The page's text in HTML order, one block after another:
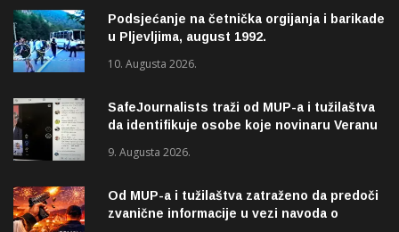
Podsjećanje na četnička orgijanja i barikade
u Pljevljima, august 1992.
10. Augusta 2026.
SafeJournalists traži od MUP-a i tužilaštva
da identifikuje osobe koje novinaru Veranu
9. Augusta 2026.
Od MUP-a i tužilaštva zatraženo da predoči
zvanične informacije u vezi navoda o